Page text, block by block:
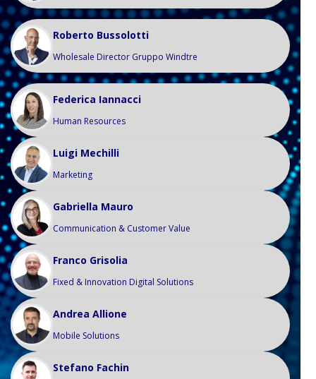
Roberto Bussolotti
Wholesale Director Gruppo Windtre
Federica Iannacci
Human Resources
Franco Grisolia
Fixed & Innovation Digital Solutions
Luigi Mechilli
Marketing
Andrea Allione
Mobile Solutions
Gabriella Mauro
Communication & Customer Value
Stefano Fachin